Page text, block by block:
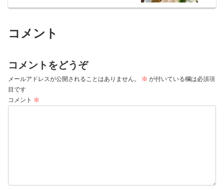
コメント
コメントをどうぞ
メールアドレスが公開されることはありません。 ※ が付いている欄は必須項
目です
コメント ※